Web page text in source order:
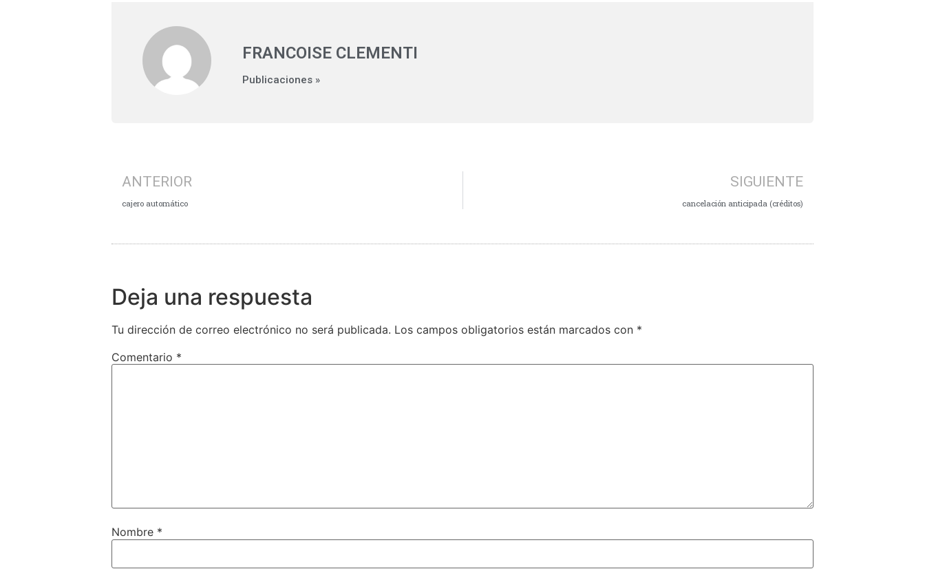
FRANCOISE CLEMENTI
Publicaciones »
ANTERIOR
cajero automático
SIGUIENTE
cancelación anticipada (créditos)
Deja una respuesta
Tu dirección de correo electrónico no será publicada. Los campos obligatorios están marcados con *
Comentario *
Nombre *